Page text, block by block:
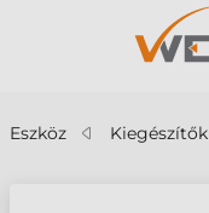
Eszköz Kiegészítők